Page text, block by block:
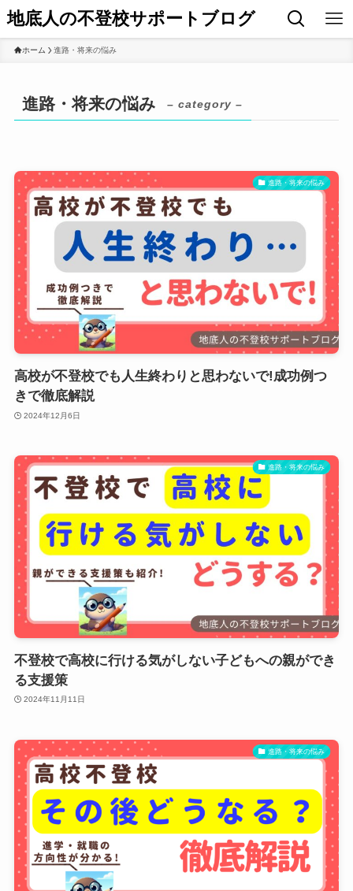
地底人の不登校サポートブログ
ホーム 進路・将来の悩み
進路・将来の悩み – category –
進路・将来の悩み
高校が不登校でも人生終わりと思わないで!成功例つ
きで徹底解説
2024年12月6日
進路・将来の悩み
不登校で高校に行ける気がしない子どもへの親ができ
る支援策
2024年11月11日
進路・将来の悩み